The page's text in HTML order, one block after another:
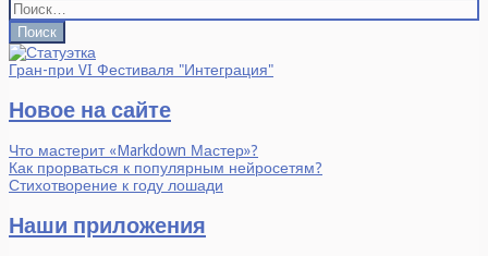
Гран-при VI Фестиваля "Интеграция"
Новое на сайте
Что мастерит «Markdown Мастер»?
Как прорваться к популярным нейросетям?
Стихотворение к году лошади
Наши приложения